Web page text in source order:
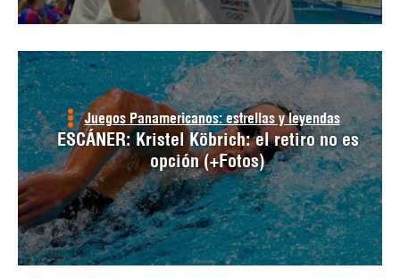
Juegos Panamericanos: estrellas y leyendas
ESCÁNER: Kristel Köbrich: el retiro no es
opción (+Fotos)